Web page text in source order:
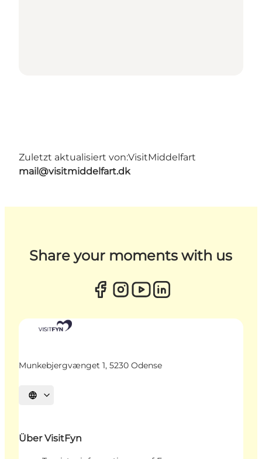
Zuletzt aktualisiert von:VisitMiddelfart
mail@visitmiddelfart.dk
Share your moments with us
Munkebjergvænget 1, 5230 Odense
Sprache auswählen
Über VisitFyn